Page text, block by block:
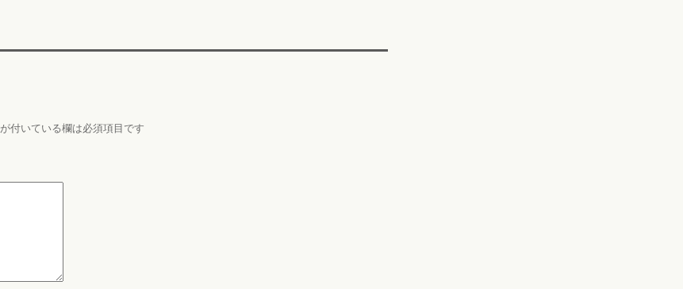
が付いている欄は必須項目です